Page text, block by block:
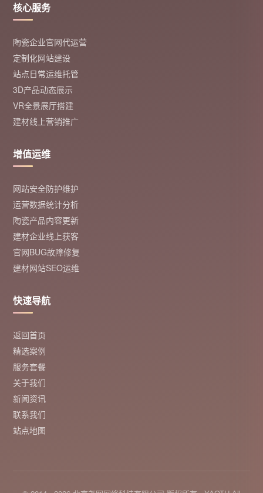
核心服务
陶瓷企业官网代运营
定制化网站建设
站点日常运维托管
3D产品动态展示
VR全景展厅搭建
建材线上营销推广
增值运维
网站安全防护维护
运营数据统计分析
陶瓷产品内容更新
建材企业线上获客
官网BUG故障修复
建材网站SEO运维
快速导航
返回首页
精选案例
服务套餐
关于我们
新闻资讯
联系我们
站点地图